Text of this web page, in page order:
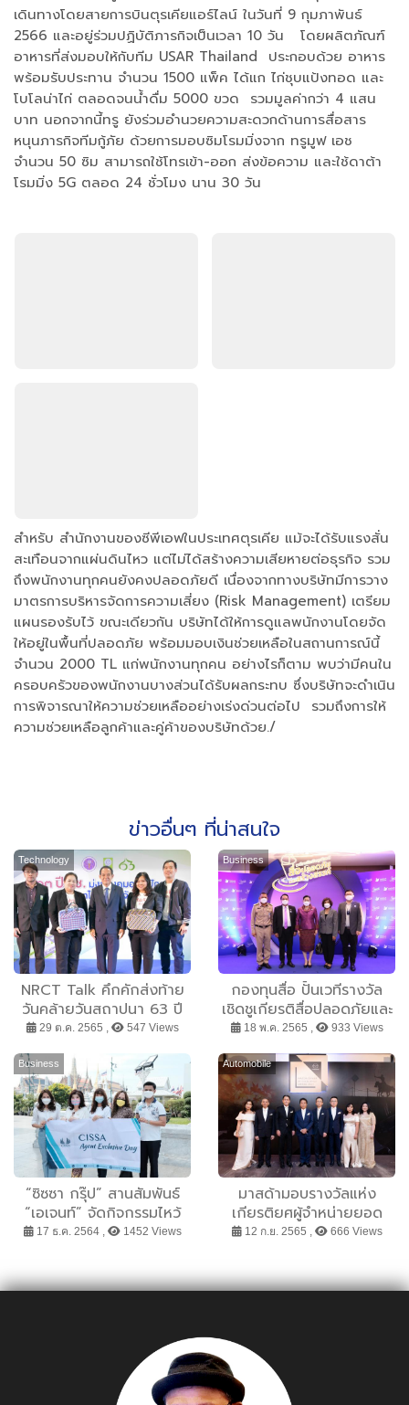
เดินทางโดยสายการบินตุรเคียแอร์ไลน์ ในวันที่ 9 กุมภาพันธ์
2566 และอยู่ร่วมปฏิบัติภารกิจเป็นเวลา 10 วัน โดยผลิตภัณฑ์
อาหารที่ส่งมอบให้กับทีม USAR Thailand ประกอบด้วย อาหาร
พร้อมรับประทาน จำนวน 1500 แพ็ค ได้แก ไก่ชุบแป้งทอด และ
โบโลน่าไก่ ตลอดจนน้ำดื่ม 5000 ขวด รวมมูลค่ากว่า 4 แสน
บาท นอกจากนี้ทรู ยังร่วมอำนวยความสะดวกด้านการสื่อสาร
หนุนภารกิจทีมกู้ภัย ด้วยการมอบซิมโรมมิ่งจาก ทรูมูฟ เอช
จำนวน 50 ซิม สามารถใช้โทรเข้า-ออก ส่งข้อความ และใช้ดาต้า
โรมมิ่ง 5G ตลอด 24 ชั่วโมง นาน 30 วัน
สำหรับ สำนักงานของซีพีเอฟในประเทศตุรเคีย แม้จะได้รับแรงสั่น
สะเทือนจากแผ่นดินไหว แต่ไม่ได้สร้างความเสียหายต่อธุรกิจ รวม
ถึงพนักงานทุกคนยังคงปลอดภัยดี เนื่องจากทางบริษัทมีการวาง
มาตรการบริหารจัดการความเสี่ยง (Risk Management) เตรียม
แผนรองรับไว้ ขณะเดียวกัน บริษัทได้ให้การดูแลพนักงานโดยจัด
ให้อยู่ในพื้นที่ปลอดภัย พร้อมมอบเงินช่วยเหลือในสถานการณ์นี้
จำนวน 2000 TL แก่พนักงานทุกคน อย่างไรก็ตาม พบว่ามีคนใน
ครอบครัวของพนักงานบางส่วนได้รับผลกระทบ ซึ่งบริษัทจะดำเนิน
การพิจารณาให้ความช่วยเหลืออย่างเร่งด่วนต่อไป รวมถึงการให้
ความช่วยเหลือลูกค้าและคู่ค้าของบริษัทด้วย./
ข่าวอื่นๆ ที่น่าสนใจ
Technology
NRCT Talk คึกคักส่งท้าย
วันคล้ายวันสถาปนา 63 ปี
วช.
29 ต.ค. 2565 , 547 Views
Business
กองทุนสื่อ ปั้นเวทีรางวัล
เชิดชูเกียรติสื่อปลอดภัยและ
สร้างสรรค์ 13 ผลงาน คว้า
ถ้วยพระราชทานจากสมเด็จ
พระกนิษฐาธิราชเจ้า กรม
สมเด็จพระเทพรัตนราชสุดาฯ
สยามบรมราชกุมารี
18 พ.ค. 2565 , 933 Views
Business
“ซิซซา กรุ๊ป” สานสัมพันธ์
“เอเจนท์” จัดกิจกรรมไหว้
พระทำบุญ เสริมสิริมงคล ส่ง
17 ธ.ค. 2564 , 1452 Views
Automobile
มาสด้ามอบรางวัลแห่ง
เกียรติยศผู้จำหน่ายยอด
เยี่ยมแห่งปี
12 ก.ย. 2565 , 666 Views